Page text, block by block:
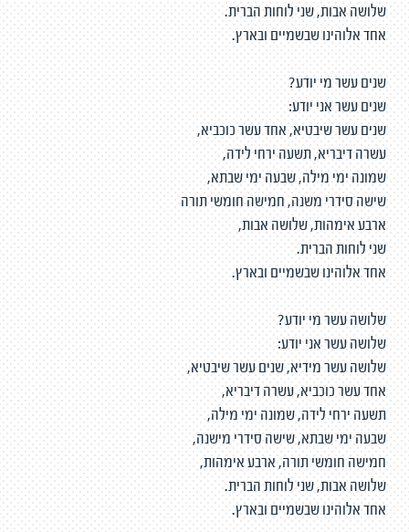
שלושה אבות, שני לוחות הברית.
אחד אלוהינו שבשמיים ובארץ.
שנים עשר מי יודע?
שנים עשר אני יודע:
שנים עשר שיבטיא, אחד עשר כוכביא,
עשרה דיבריא, תשעה ירחי לידה,
שמונה ימי מילה, שבעה ימי שבתא,
שישה סידרי משנה, חמישה חומשי תורה
ארבע אימהות, שלושה אבות,
שני לוחות הברית.
אחד אלוהינו שבשמיים ובארץ.
שלושה עשר מי יודע?
שלושה עשר אני יודע:
שלושה עשר מידיא, שנים עשר שיבטיא,
אחד עשר כוכביא, עשרה דיבריא,
תשעה ירחי לידה, שמונה ימי מילה,
שבעה ימי שבתא, שישה סידרי מישנה,
חמישה חומשי תורה, ארבע אימהות,
שלושה אבות, שני לוחות הברית.
אחד אלוהינו שבשמיים ובארץ.